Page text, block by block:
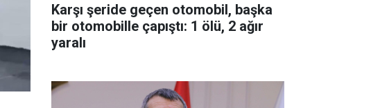
Karşı şeride geçen otomobil, başka
bir otomobille çapıştı: 1 ölü, 2 ağır
yaralı